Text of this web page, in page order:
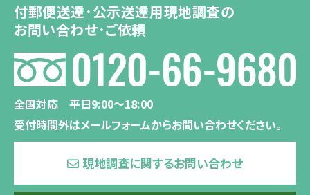
付郵便送達･公示送達用現地調査の
お問い合わせ･ご依頼
全国対応 平日9:00〜18:00
受付時間外はメールフォームからお問い合わせください。
現地調査に関するお問い合わせ